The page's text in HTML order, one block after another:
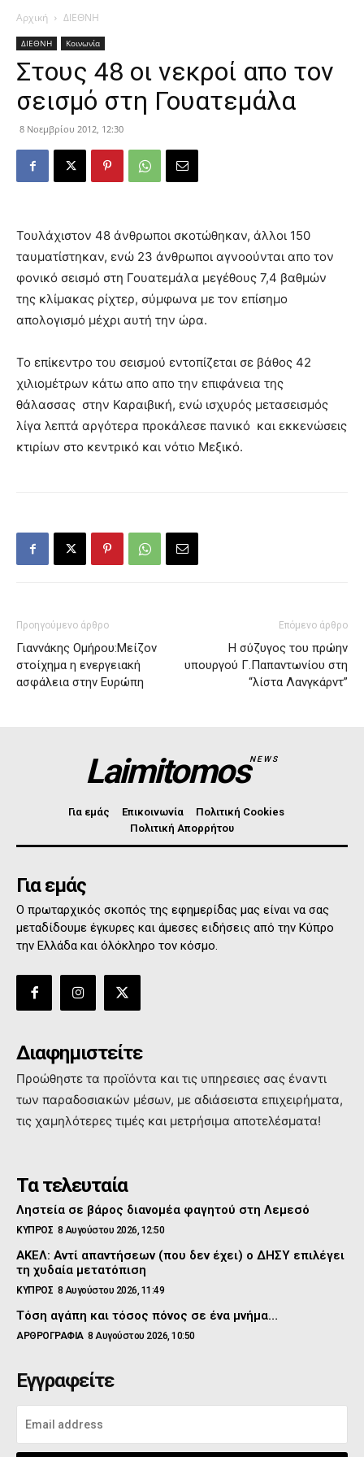
Αρχική ΔΙΕΘΝΗ
ΔΙΕΘΝΗ Κοινωνία
Στους 48 οι νεκροί απο τον
σεισμό στη Γουατεμάλα
8 Νοεμβρίου 2012, 12:30
Τουλάχιστον 48 άνθρωποι σκοτώθηκαν, άλλοι 150
ταυματίστηκαν, ενώ 23 άνθρωποι αγνοούνται απο τον
φονικό σεισμό στη Γουατεμάλα μεγέθους 7,4 βαθμών
της κλίμακας ρίχτερ, σύμφωνα με τον επίσημο
απολογισμό μέχρι αυτή την ώρα.
Το επίκεντρο του σεισμού εντοπίζεται σε βάθος 42
χιλιομέτρων κάτω απο απο την επιφάνεια της
θάλασσας στην Καραιβική, ενώ ισχυρός μετασεισμός
λίγα λεπτά αργότερα προκάλεσε πανικό και εκκενώσεις
κτιρίων στο κεντρικό και νότιο Μεξικό.
Προηγούμενο άρθρο
Γιαννάκης Ομήρου:Μείζον
στοίχημα η ενεργειακή
ασφάλεια στην Ευρώπη
Επόμενο άρθρο
Η σύζυγος του πρώην
υπουργού Γ.Παπαντωνίου στη
“λίστα Λανγκάρντ”
LaimitomosNEWS
Για εμάς Επικοινωνία
Πολιτική Cookies
Πολιτική Απορρήτου
Για εμάς
Ο πρωταρχικός σκοπός της εφημερίδας μας είναι να σας
μεταδίδουμε έγκυρες και άμεσες ειδήσεις από την Κύπρο
την Ελλάδα και όλόκληρο τον κόσμο.
Διαφημιστείτε
Προώθηστε τα προϊόντα και τις υπηρεσιες σας έναντι
των παραδοσιακών μέσων, με αδιάσειστα επιχειρήματα,
τις χαμηλότερες τιμές και μετρήσιμα αποτελέσματα!
Τα τελευταία
Ληστεία σε βάρος διανομέα φαγητού στη Λεμεσό
ΚΥΠΡΟΣ 8 Αυγούστου 2026, 12:50
ΑΚΕΛ: Αντί απαντήσεων (που δεν έχει) ο ΔΗΣΥ επιλέγει
τη χυδαία μετατόπιση
ΚΥΠΡΟΣ 8 Αυγούστου 2026, 11:49
Τόση αγάπη και τόσος πόνος σε ένα μνήμα…
ΑΡΘΡΟΓΡΑΦΙΑ 8 Αυγούστου 2026, 10:50
Εγγραφείτε